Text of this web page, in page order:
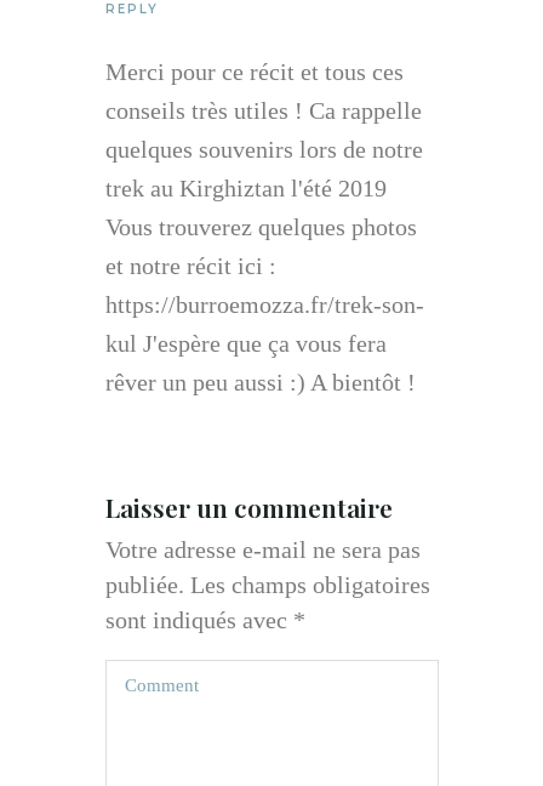
REPLY
Merci pour ce récit et tous ces
conseils très utiles ! Ca rappelle
quelques souvenirs lors de notre
trek au Kirghiztan l'été 2019
Vous trouverez quelques photos
et notre récit ici :
https://burroemozza.fr/trek-son-
kul J'espère que ça vous fera
rêver un peu aussi :) A bientôt !
Laisser un commentaire
Votre adresse e-mail ne sera pas
publiée. Les champs obligatoires
sont indiqués avec *